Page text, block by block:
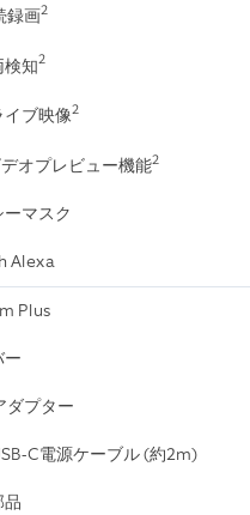
録画2
検知2
イブ映像2
オプレビュー機能2
ーマスク
Alexa
Plus
ー
ダプター
C電源ケーブル (約2m)
品